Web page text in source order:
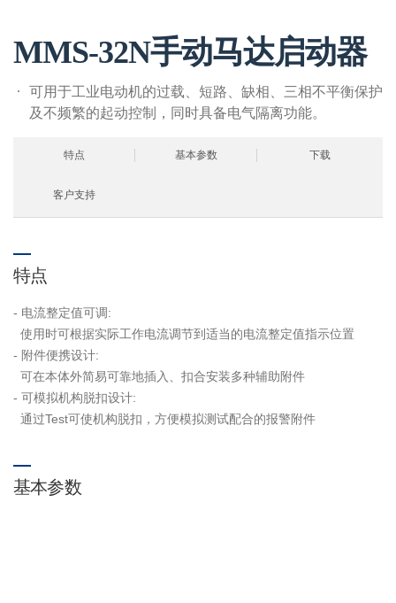
MMS-32N手动马达启动器
可用于工业电动机的过载、短路、缺相、三相不平衡保护
及不频繁的起动控制，同时具备电气隔离功能。
特点 基本参数 下载
客户支持
特点
- 电流整定值可调:
使用时可根据实际工作电流调节到适当的电流整定值指示位置
- 附件便携设计:
可在本体外简易可靠地插入、扣合安装多种辅助附件
- 可模拟机构脱扣设计:
通过Test可使机构脱扣，方便模拟测试配合的报警附件
基本参数